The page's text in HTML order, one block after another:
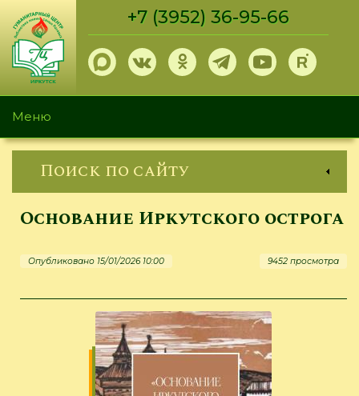
Перейти
основному
содержанию
+7 (3952) 36-95-66
Меню
Поиск по сайту
Основание Иркутского острога
Опубликовано 15/01/2026 10:00 9452 просмотра